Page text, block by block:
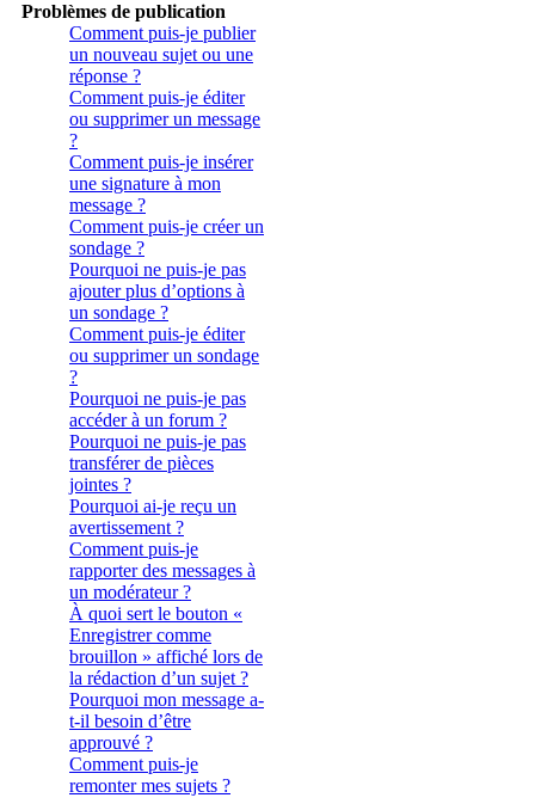
Problèmes de publication
Comment puis-je publier
un nouveau sujet ou une
réponse ?
Comment puis-je éditer
ou supprimer un message
?
Comment puis-je insérer
une signature à mon
message ?
Comment puis-je créer un
sondage ?
Pourquoi ne puis-je pas
ajouter plus d’options à
un sondage ?
Comment puis-je éditer
ou supprimer un sondage
?
Pourquoi ne puis-je pas
accéder à un forum ?
Pourquoi ne puis-je pas
transférer de pièces
jointes ?
Pourquoi ai-je reçu un
avertissement ?
Comment puis-je
rapporter des messages à
un modérateur ?
À quoi sert le bouton «
Enregistrer comme
brouillon » affiché lors de
la rédaction d’un sujet ?
Pourquoi mon message a-
t-il besoin d’être
approuvé ?
Comment puis-je
remonter mes sujets ?